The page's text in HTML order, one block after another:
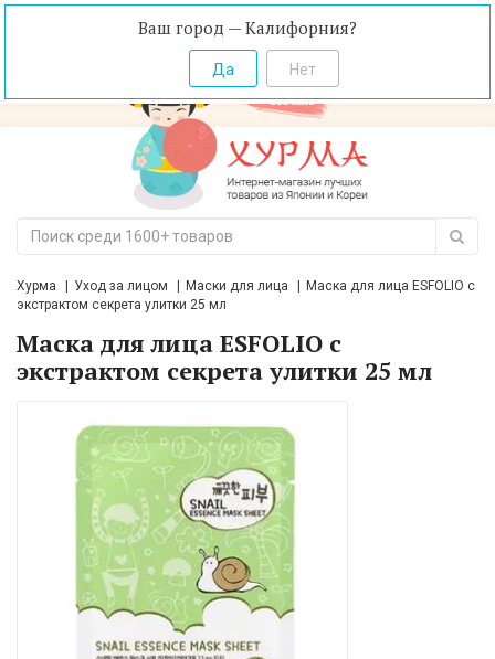
Ваш город — Калифорния?
Хурма Уход за лицом Маски для лица
Маска для лица ESFOLIO с
экстрактом секрета улитки 25 мл
Маска для лица ESFOLIO с
экстрактом секрета улитки 25 мл